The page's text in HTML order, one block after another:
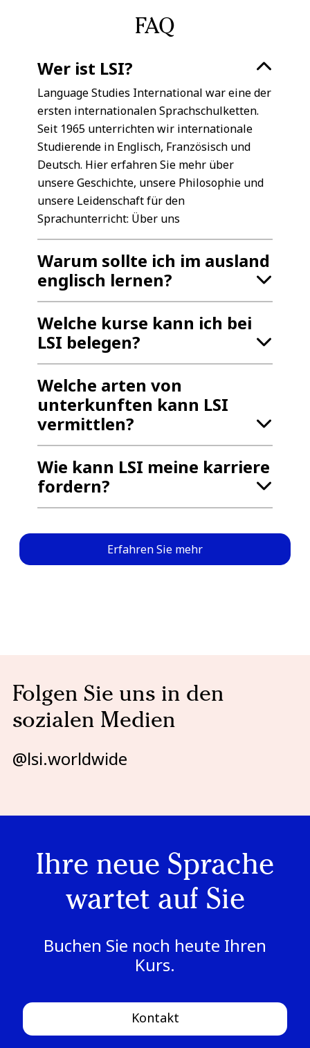
FAQ
Wer ist LSI?
Language Studies International war eine der
ersten internationalen Sprachschulketten.
Seit 1965 unterrichten wir internationale
Studierende in Englisch, Französisch und
Deutsch. Hier erfahren Sie mehr über
unsere Geschichte, unsere Philosophie und
unsere Leidenschaft für den
Sprachunterricht: Über uns
Warum sollte ich im ausland
englisch lernen?
Welche kurse kann ich bei
LSI belegen?
Welche arten von
unterkunften kann LSI
vermittlen?
Wie kann LSI meine karriere
fordern?
Erfahren Sie mehr
Folgen Sie uns in den
sozialen Medien
@lsi.worldwide
Ihre neue Sprache
wartet auf Sie
Buchen Sie noch heute Ihren
Kurs.
Kontakt